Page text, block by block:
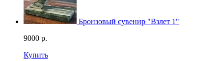
Бронзовый сувенир "Взлет 1"
9000 р.
Купить